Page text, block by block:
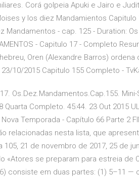
Corá golpeia Apuki e Jairo e
y los diez Mandamientos
Mandamentos - cap. 125 - Duration:
- Capitulo 17 - Completo
Oren (Alexandre Barros)
10/2015 Capitulo 155 Completo -
Os.Dez.Mandamentos.Cap.155.
Quarta Completo. 45:44. 23 Out 2015
Temporada - Capítulo 66 Parte 2
relacionadas nesta lista, que
105, 21 de novembro de 2017, 25 de
«Atores se preparam para estreia
consiste em duas partes: (1) 5–11 —